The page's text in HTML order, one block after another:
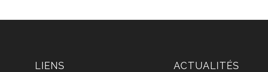
LIENS ACTUALITÉS